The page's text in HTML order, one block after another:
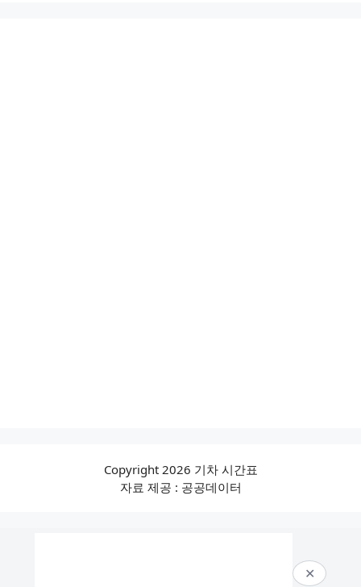
Copyright 2026 기차 시간표
자료 제공 : 공공데이터
✕